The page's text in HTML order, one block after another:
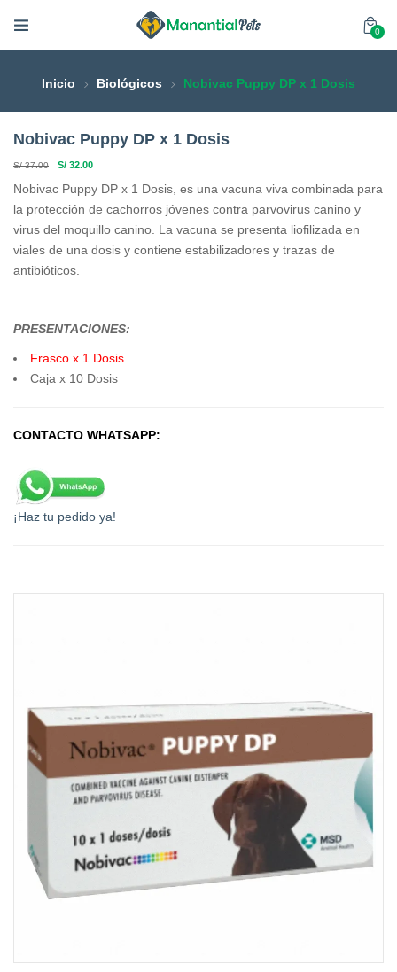
0
Inicio Biológicos Nobivac Puppy DP x 1 Dosis
Nobivac Puppy DP x 1 Dosis
S/37.00 S/ 32.00
Nobivac Puppy DP x 1 Dosis, es una vacuna viva combinada para
la protección de cachorros jóvenes contra parvovirus canino y
virus del moquillo canino. La vacuna se presenta liofilizada en
viales de una dosis y contiene estabilizadores y trazas de
antibióticos.
PRESENTACIONES:
Frasco x 1 Dosis
Caja x 10 Dosis
CONTACTO WHATSAPP:
¡Haz tu pedido ya!